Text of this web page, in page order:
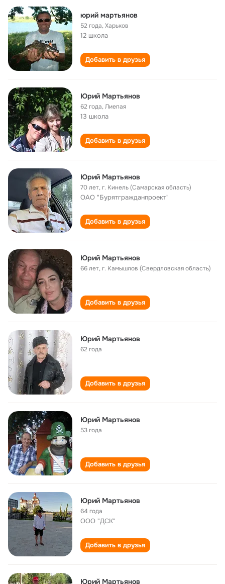
юрий мартьянов
52 года,Харьков
12 школа
Добавить в друзья
Юрий Мартьянов
62 года,Лиепая
13 школа
Добавить в друзья
Юрий Мартьянов
70 лет,г. Кинель (Самарская область)
ОАО "Бурятгражданпроект"
Добавить в друзья
Юрий Мартьянов
66 лет,г. Камышлов (Свердловская область)
Добавить в друзья
Юрий Мартьянов
62 года
Добавить в друзья
Юрий Мартьянов
53 года
Добавить в друзья
Юрий Мартьянов
64 года
ООО "ДСК"
Добавить в друзья
Юрий Мартьянов